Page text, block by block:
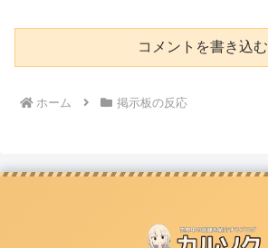
コメントを書き込む
ホーム 掲示板の反応